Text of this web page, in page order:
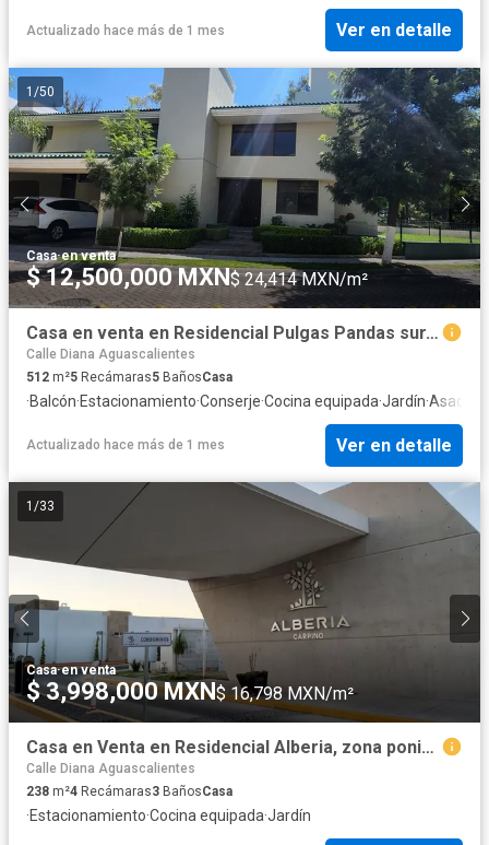
Actualizado hace más de 1 mes Ver en detalle
1 /50
Casa·en venta
$ 12,500,000 MXN$ 24,414 MXN/m²
Casa en venta en Residencial Pulgas Pandas sur, al norte de Aguascalientes
Calle Diana Aguascalientes
512 m²5 Recámaras5 BañosCasa
·Balcón·Estacionamiento·Conserje·Cocina equipada·Jardín·Asador
Actualizado hace más de 1 mes Ver en detalle
1 /33
Casa·en venta
$ 3,998,000 MXN$ 16,798 MXN/m²
Casa en Venta en Residencial Alberia, zona poniente de Aguascalientes
Calle Diana Aguascalientes
238 m²4 Recámaras3 BañosCasa
·Estacionamiento·Cocina equipada·Jardín